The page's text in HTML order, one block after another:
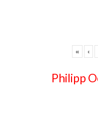
« ‹
Philipp